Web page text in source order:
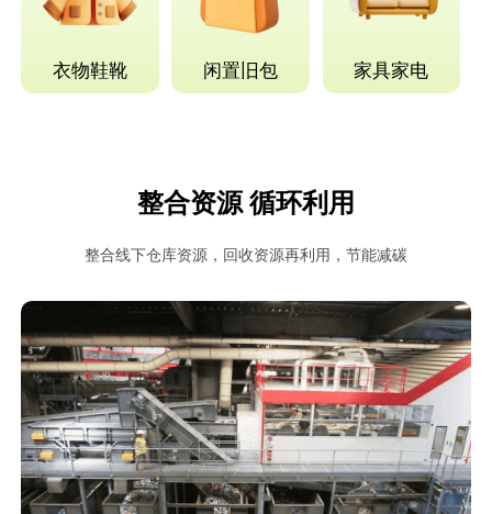
衣物鞋靴 闲置旧包 家具家电
整合资源 循环利用
整合线下仓库资源，回收资源再利用，节能减碳